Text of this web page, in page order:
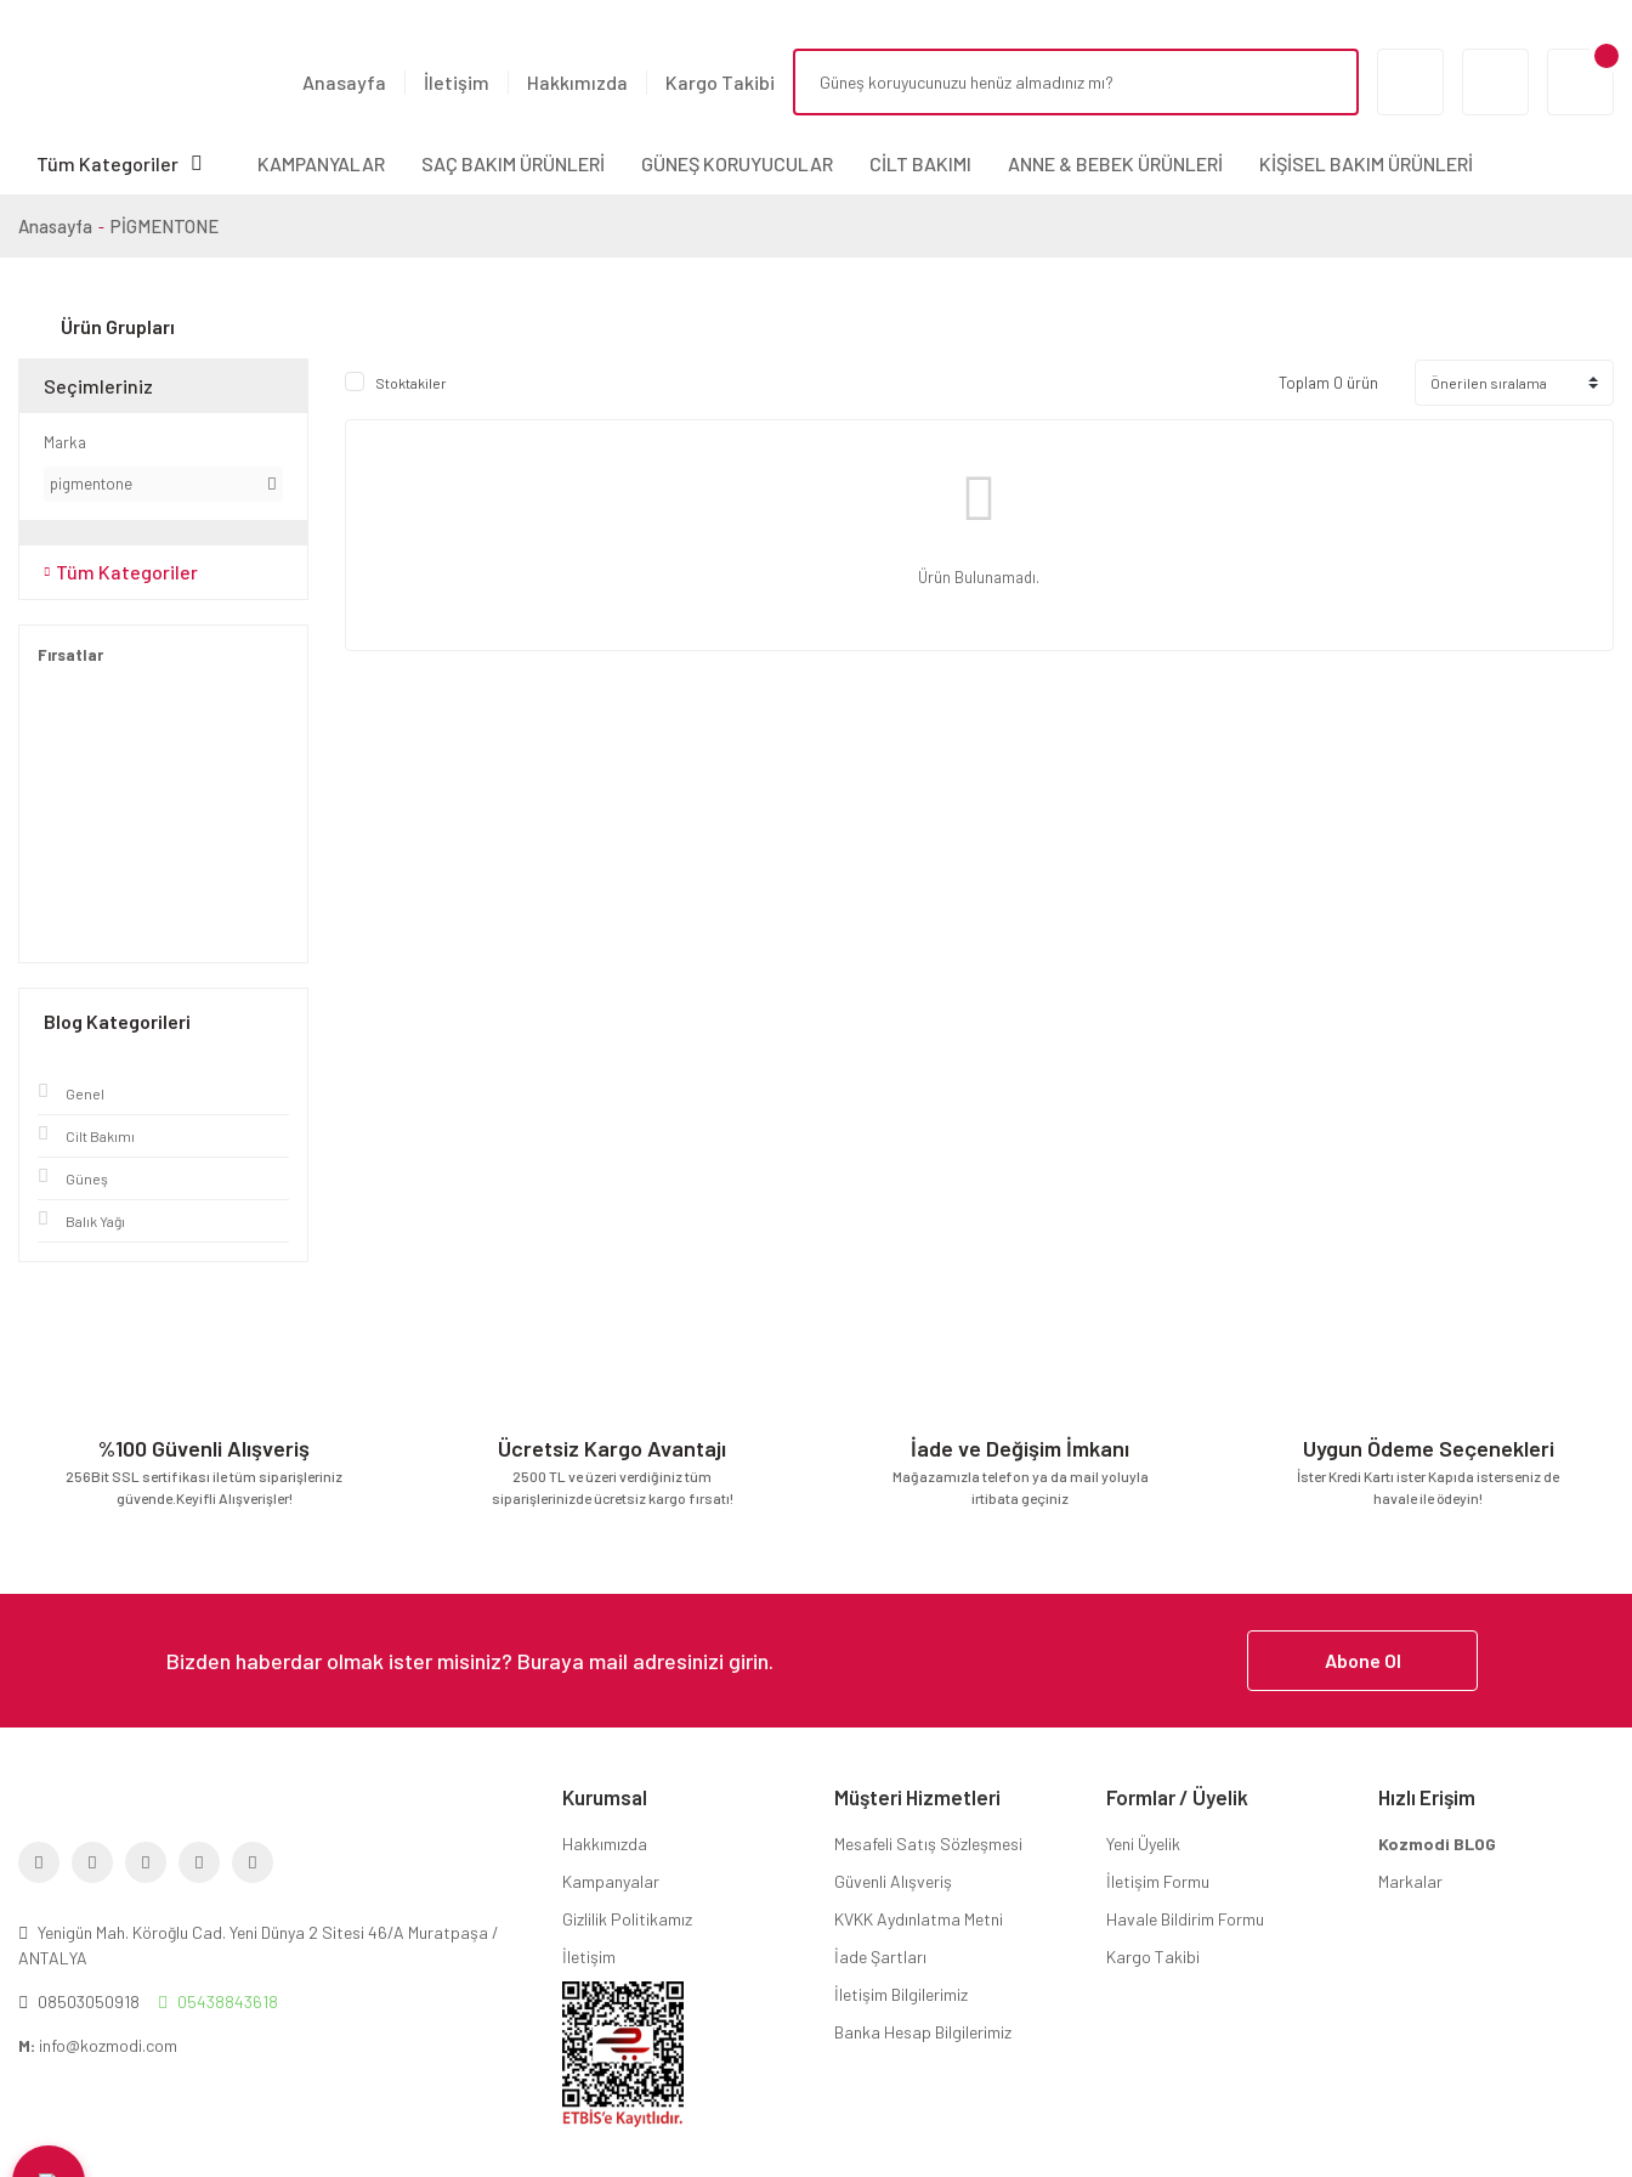
Anasayfa İletişim Hakkımızda Kargo Takibi
Tüm Kategoriler KAMPANYALAR SAÇ BAKIM ÜRÜNLERİ GÜNEŞ KORUYUCULAR CİLT BAKIMI ANNE & BEBEK ÜRÜNLERİ KİŞİSEL BAKIM ÜRÜNLERİ
Anasayfa PİGMENTONE
Ürün Grupları
Seçimleriniz
Marka
pigmentone
Tüm Kategoriler
Fırsatlar
Blog Kategorileri
Genel
Cilt Bakımı
Güneş
Balık Yağı
Stoktakiler Toplam 0 ürün
Ürün Bulunamadı.
%100 Güvenli Alışveriş
256Bit SSL sertifikası ile tüm siparişleriniz
güvende.Keyifli Alışverişler!
Ücretsiz Kargo Avantajı
2500 TL ve üzeri verdiğiniz tüm
siparişlerinizde ücretsiz kargo fırsatı!
İade ve Değişim İmkanı
Mağazamızla telefon ya da mail yoluyla
irtibata geçiniz
Uygun Ödeme Seçenekleri
İster Kredi Kartı ister Kapıda isterseniz de
havale ile ödeyin!
Abone Ol
Yenigün Mah. Köroğlu Cad. Yeni Dünya 2 Sitesi 46/A Muratpaşa /
ANTALYA
08503050918 05438843618
M: info@kozmodi.com
Kurumsal
Hakkımızda
Kampanyalar
Gizlilik Politikamız
İletişim
Müşteri Hizmetleri
Mesafeli Satış Sözleşmesi
Güvenli Alışveriş
KVKK Aydınlatma Metni
İade Şartları
İletişim Bilgilerimiz
Banka Hesap Bilgilerimiz
Formlar / Üyelik
Yeni Üyelik
İletişim Formu
Havale Bildirim Formu
Kargo Takibi
Hızlı Erişim
Kozmodi BLOG
Markalar